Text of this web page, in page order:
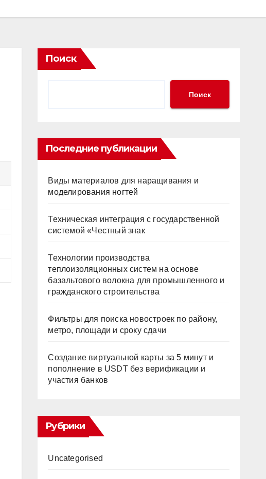
Поиск
Поиск
Последние публикации
Виды материалов для наращивания и
моделирования ногтей
Техническая интеграция с государственной
системой «Честный знак
Технологии производства
теплоизоляционных систем на основе
базальтового волокна для промышленного и
гражданского строительства
Фильтры для поиска новостроек по району,
метро, площади и сроку сдачи
Создание виртуальной карты за 5 минут и
пополнение в USDT без верификации и
участия банков
Рубрики
Uncategorised